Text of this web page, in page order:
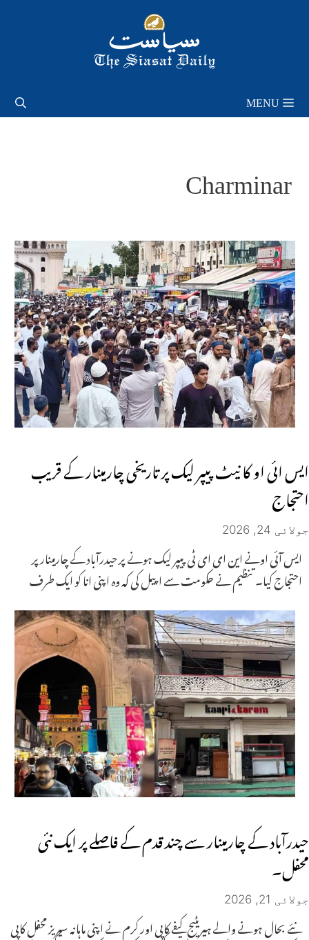
MENU
Charminar
ایس ائی او کا نیٹ پیپر لیک پر تاریخی چارمینار کے قریب
احتجاج
جولائی 24, 2026
ایس آئی اونے این ای ای ٹی پیپر لیک ہونے پر حیدرآباد کے چارمینار پر
احتجاج کیا۔ تنظیم نے حکومت سے اپیل کی کہ وہ اپنی انا کو ایک طرف
حیدرآباد کے چارمینار سے چند قدم کے فاصلے پر ایک نئی
محفل۔
جولائی 21, 2026
نئے بحال ہونے والے ہیریٹیج کیفے کاپی اور کرم نے اپنی ماہانہ سیریز محفلِ کاپی